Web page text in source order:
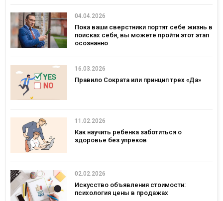
04.04.2026
Пока ваши сверстники портят себе жизнь в
поисках себя, вы можете пройти этот этап
осознанно
16.03.2026
Правило Сократа или принцип трех «Да»
11.02.2026
Как научить ребенка заботиться о
здоровье без упреков
02.02.2026
Искусство объявления стоимости:
психология цены в продажах